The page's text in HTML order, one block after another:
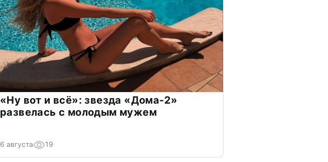
«Ну вот и всё»: звезда «Дома-2»
развелась с молодым мужем
6 августа 19